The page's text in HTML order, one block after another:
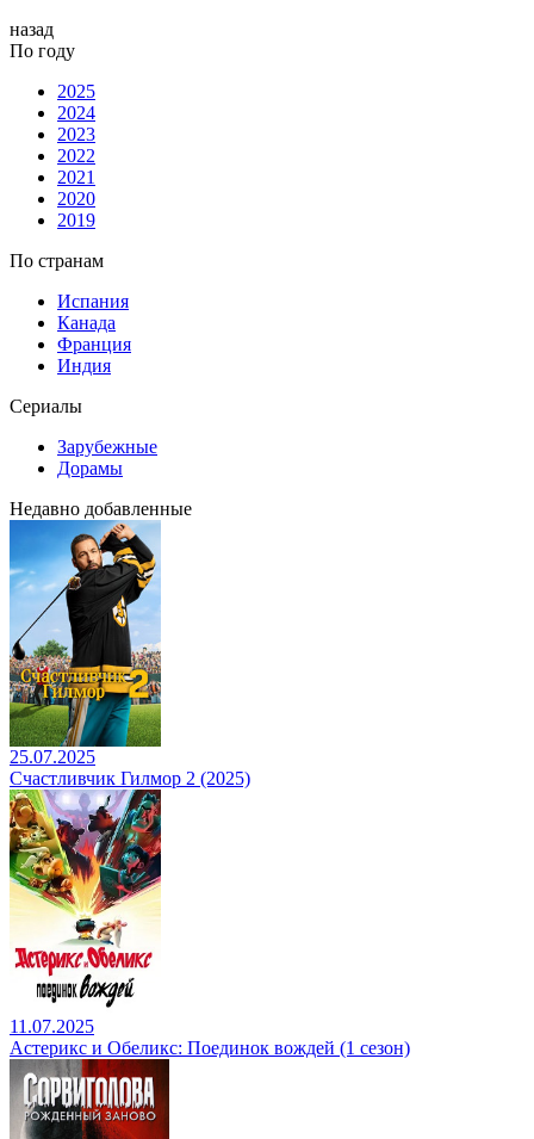
назад
По году
2025
2024
2023
2022
2021
2020
2019
По странам
Испания
Канада
Франция
Индия
Сериалы
Зарубежные
Дорамы
Недавно добавленные
25.07.2025
Счастливчик Гилмор 2 (2025)
11.07.2025
Астерикс и Обеликс: Поединок вождей (1 сезон)